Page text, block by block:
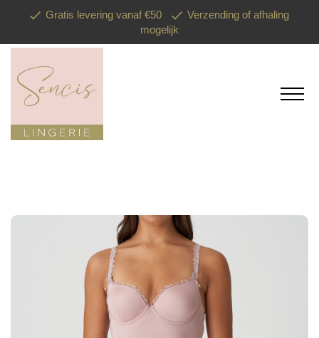
Gratis levering vanaf €50
Verzending of afhaling
mogelijk